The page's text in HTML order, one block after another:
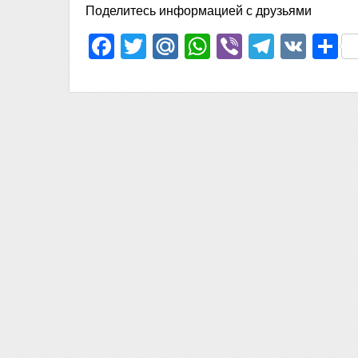
Поделитесь информацией с друзьями
Facebook
TwitterMail.Ru
WhatsApp
Viber VK